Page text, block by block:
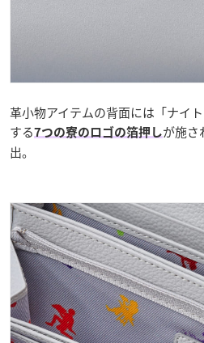
革小物アイテムの背面には「ナイ
する7つの寮のロゴの箔押しが施さ
出。